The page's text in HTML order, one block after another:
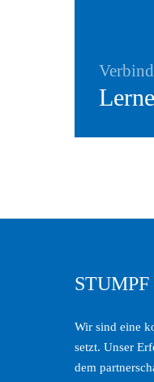
STUMPF
Wir sind eine
setzt. Unser
dem